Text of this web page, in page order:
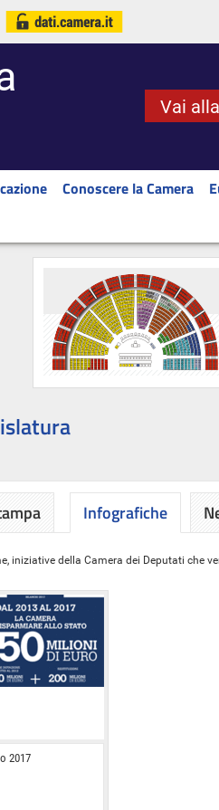
Vai
Conoscere la Camera
Infografiche
iniziative della Camera dei Deputati che
2017